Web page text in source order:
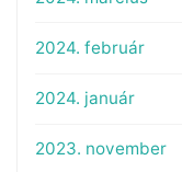
2024. február
2024. január
2023. november